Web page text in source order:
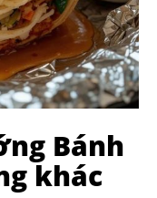
Bánh
khác